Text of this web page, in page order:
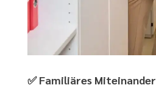
✅ Familiäres Miteinander